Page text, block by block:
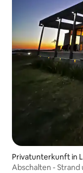
Privatunterkunft in
Abschalten - Strand